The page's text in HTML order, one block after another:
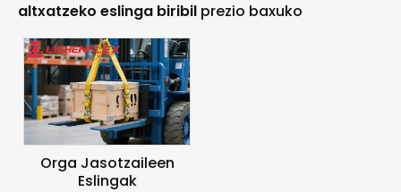
altxatzeko eslinga biribil prezio baxuko
Orga Jasotzaileen
Eslingak